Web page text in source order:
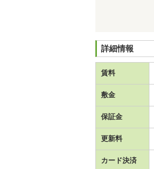
詳細情報
賃料
敷金
保証金
更新料
カード決済